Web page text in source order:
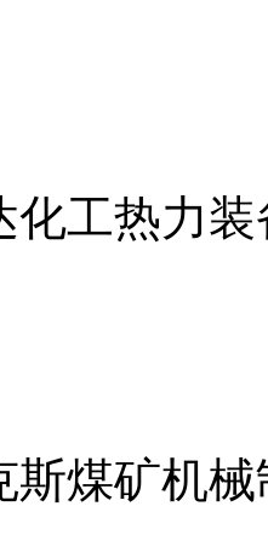
化工热力
斯煤矿机